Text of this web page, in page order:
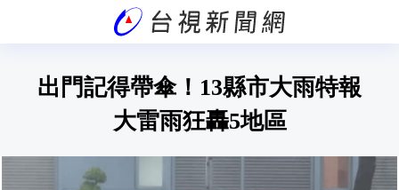
出門記得帶傘！13縣市大雨特報
大雷雨狂轟5地區